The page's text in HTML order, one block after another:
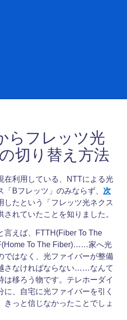
らフレッツ光
切り替え方法
在利用している、NTTによる光
Bフレッツ」のみならず、 次
したという「フレッツ光ネクス
されていたことを知りました。
言えば、FTTH(Fiber To The
To The Fiber)……家へ光
ではなく、光ファイバーが整備
さなければならない……なんて
は移ろう物です。テレホーダイ
に、自宅に光ファイバーを引く
きっと信じなかったことでしょ